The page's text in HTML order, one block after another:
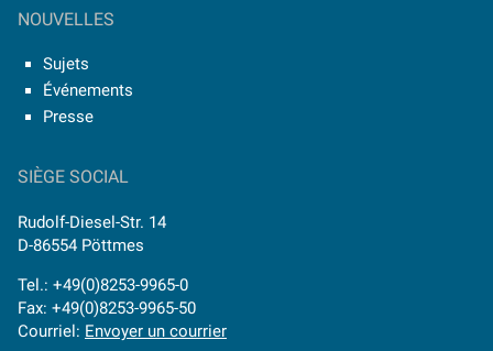
NOUVELLES
Sujets
Événements
Presse
SIÈGE SOCIAL
Rudolf-Diesel-Str. 14
D-86554 Pöttmes
Tel.: +49(0)8253-9965-0
Fax: +49(0)8253-9965-50
Courriel: Envoyer un courrier